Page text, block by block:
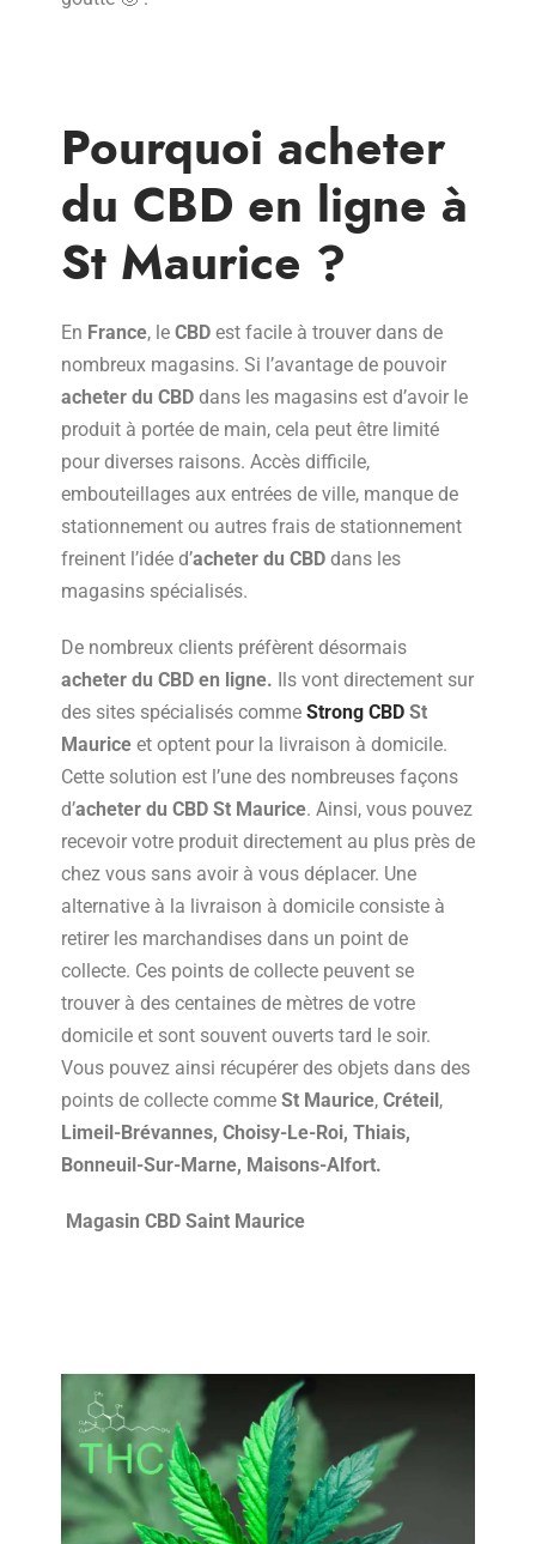
Pourquoi acheter
du CBD en ligne à
St Maurice ?
En France, le CBD est facile à trouver dans de
nombreux magasins. Si l’avantage de pouvoir
acheter du CBD dans les magasins est d’avoir le
produit à portée de main, cela peut être limité
pour diverses raisons. Accès difficile,
embouteillages aux entrées de ville, manque de
stationnement ou autres frais de stationnement
freinent l’idée d’acheter du CBD dans les
magasins spécialisés.
De nombreux clients préfèrent désormais
acheter du CBD en ligne. Ils vont directement sur
des sites spécialisés comme Strong CBD St
Maurice et optent pour la livraison à domicile.
Cette solution est l’une des nombreuses façons
d’acheter du CBD St Maurice. Ainsi, vous pouvez
recevoir votre produit directement au plus près de
chez vous sans avoir à vous déplacer. Une
alternative à la livraison à domicile consiste à
retirer les marchandises dans un point de
collecte. Ces points de collecte peuvent se
trouver à des centaines de mètres de votre
domicile et sont souvent ouverts tard le soir.
Vous pouvez ainsi récupérer des objets dans des
points de collecte comme St Maurice, Créteil ,
Limeil-Brévannes, Choisy-Le-Roi, Thiais,
Bonneuil-Sur-Marne, Maisons-Alfort.
Magasin CBD Saint Maurice